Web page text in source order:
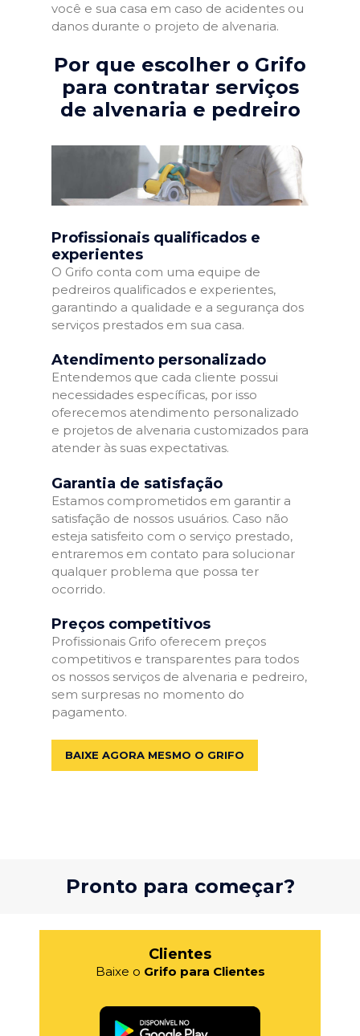
você e sua casa em caso de acidentes ou
danos durante o projeto de alvenaria.
Por que escolher o Grifo
para contratar serviços
de alvenaria e pedreiro
Profissionais qualificados e
experientes
O Grifo conta com uma equipe de
pedreiros qualificados e experientes,
garantindo a qualidade e a segurança dos
serviços prestados em sua casa.
Atendimento personalizado
Entendemos que cada cliente possui
necessidades específicas, por isso
oferecemos atendimento personalizado
e projetos de alvenaria customizados para
atender às suas expectativas.
Garantia de satisfação
Estamos comprometidos em garantir a
satisfação de nossos usuários. Caso não
esteja satisfeito com o serviço prestado,
entraremos em contato para solucionar
qualquer problema que possa ter
ocorrido.
Preços competitivos
Profissionais Grifo oferecem preços
competitivos e transparentes para todos
os nossos serviços de alvenaria e pedreiro,
sem surpresas no momento do
pagamento.
BAIXE AGORA MESMO O GRIFO
Pronto para começar?
Clientes
Baixe o Grifo para Clientes